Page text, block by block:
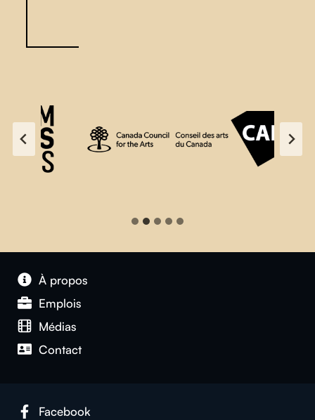
À propos
Emplois
Médias
Contact
Facebook